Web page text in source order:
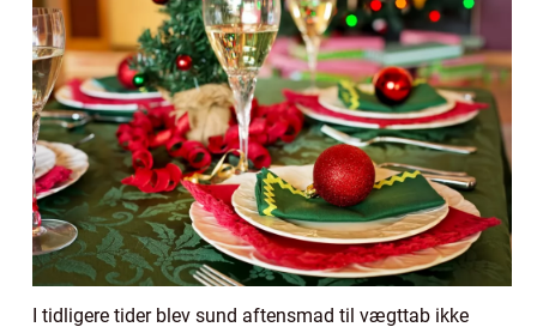
I tidligere tider blev sund aftensmad til vægttab ikke